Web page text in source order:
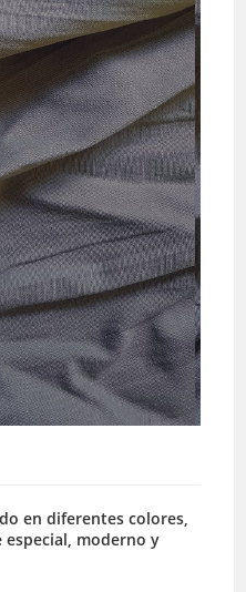
en diferentes colores,
especial, moderno y